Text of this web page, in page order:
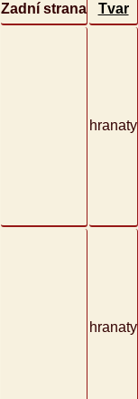
Zadní strana Tvar
hranaty
hranaty